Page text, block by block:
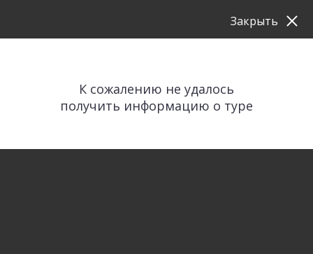
К сожалению не удалось
получить информацию о туре
Закрыть